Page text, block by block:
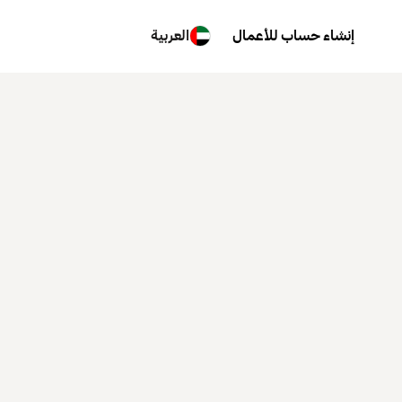
إنشاء حساب للأعمال العربية